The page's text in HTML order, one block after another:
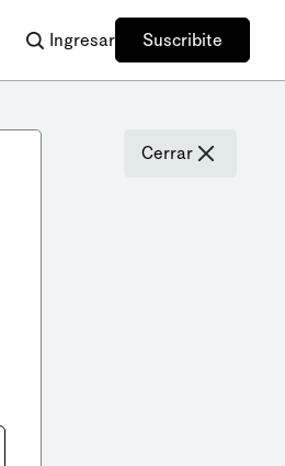
Ingresar Suscribite
Cerrar